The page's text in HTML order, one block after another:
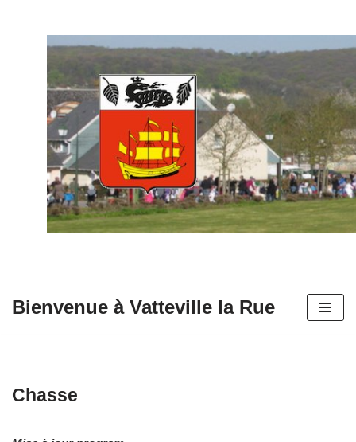
contenu
Bienvenue à Vatteville la Rue
Chasse